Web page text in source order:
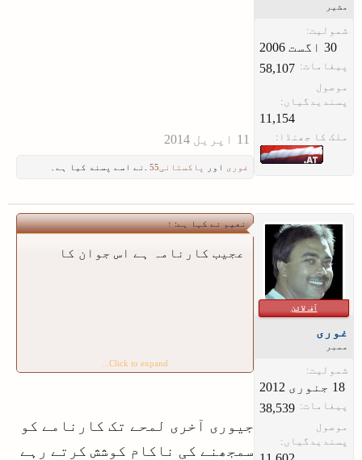
مشیر
شمولیت:
پیغامات: 58,107
موصول
پسندیدگیاں:
11,154
ملک کا جھنڈا:
غوری اور پاکستانی55 .نے اسے پسند کیا ہے۔
آف لائن
غوری
ممبر
شمولیت:
پیغامات: 38,539
موصول
پسندیدگیاں:
نعیم نے کہا ہے:↑
عجیب کارنامہ ہے اس جوان کا
Click to expand...
جیوری آخری لمحے تک کارنامے کو
سمجھنے کی ناکام کوشش کرتے رہے